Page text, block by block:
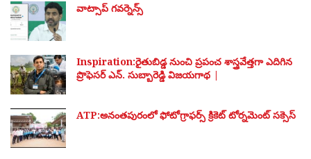
వాట్సాప్ గవర్నెన్స్
Inspiration:రైతుబిడ్డ నుంచి ప్రపంచ శాస్త్రవేత్తగా ఎదిగిన
ప్రొఫెసర్ ఎన్. సుబ్బారెడ్డి విజయగాథ |
ATP:అనంతపురంలో ఫోటోగ్రాఫర్స్ క్రికెట్ టోర్నమెంట్ సక్సెస్